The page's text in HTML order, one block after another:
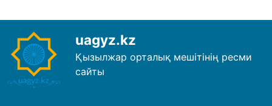
uagyz.kz
Қызылжар орталық мешітінің ресми
сайты